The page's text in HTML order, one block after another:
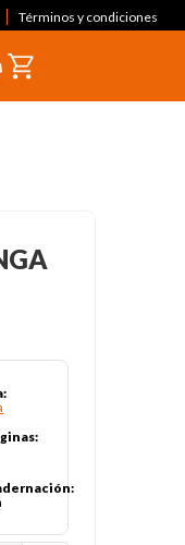
Términos y condiciones
:
:
: